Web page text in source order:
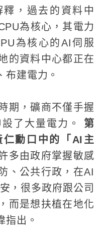
，過去的資料中
為核心，其電力
為核心的AI伺服
的資料中心都正在
布建電力。
期，礦商不僅手握
了大量電力。 第
仁勳口中的「AI主
多由政府掌握敏感
、公共行政，在AI
，很多政府跟公司
而是想扶植在地化
指出。